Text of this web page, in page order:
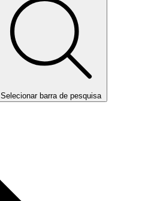
Selecionar barra de pesquisa